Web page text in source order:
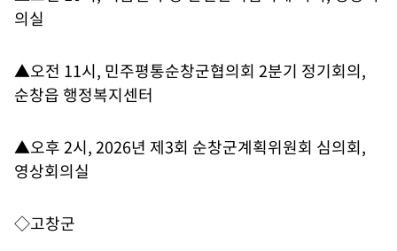
의실
▲오전 11시, 민주평통순창군협의회 2분기 정기회의,
순창읍 행정복지센터
▲오후 2시, 2026년 제3회 순창군계획위원회 심의회,
영상회의실
◇고창군